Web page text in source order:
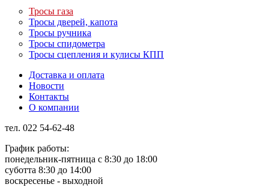
Тросы газа
Тросы дверей, капота
Тросы ручника
Тросы спидометра
Тросы сцепления и кулисы КПП
Доставка и оплата
Новости
Контакты
О компании
тел. 022 54-62-48
График работы:
понедельник-пятница с 8:30 до 18:00
суботта 8:30 до 14:00
воскресенье - выходной